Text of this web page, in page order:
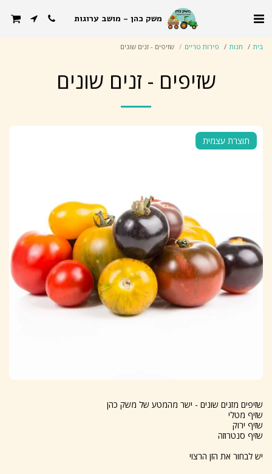
משק כהן - מושב ערוגות
בית חנות פירות טריים שזיפים - זנים שונים
שזיפים - זנים שונים
תוצרת עצמית
יש לבחור את הזן הרצוי